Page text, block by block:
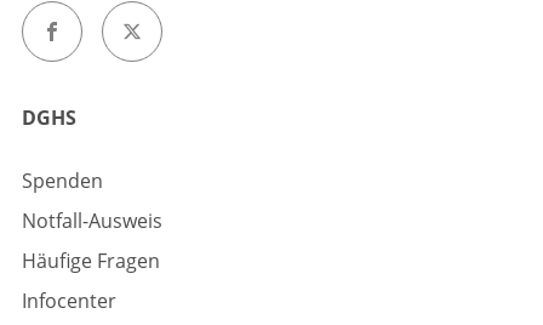
DGHS
Spenden
Notfall-Ausweis
Häufige Fragen
Infocenter